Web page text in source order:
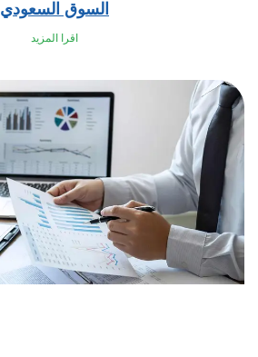
السوق السعودي
اقرا المزيد